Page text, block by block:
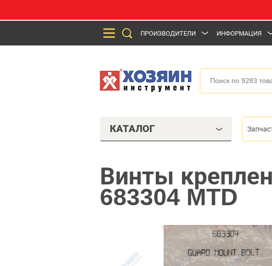
ПРОИЗВОДИТЕЛИ ИНФОРМАЦИЯ
КАТАЛОГ
Винты
683304 MTD